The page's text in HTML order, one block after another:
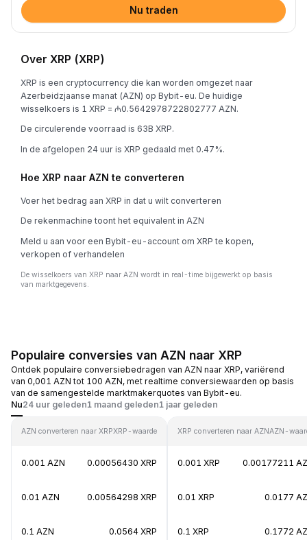
Nu traden
Over XRP (XRP)
XRP is een cryptocurrency die kan worden omgezet naar
Azerbeidzjaanse manat (AZN) op Bybit-eu. De huidige
wisselkoers is 1 XRP = ₼0.5642978722802777 AZN.
De circulerende voorraad is 63B XRP.
In de afgelopen 24 uur is XRP gedaald met 0.47%.
Hoe XRP naar AZN te converteren
Voer het bedrag aan XRP in dat u wilt converteren
De rekenmachine toont het equivalent in AZN
Meld u aan voor een Bybit-eu-account om XRP te kopen,
verkopen of verhandelen
De wisselkoers van XRP naar AZN wordt in real-time bijgewerkt op basis
van marktgegevens.
Populaire conversies van AZN naar XRP
Ontdek populaire conversiebedragen van AZN naar XRP, variërend
van 0,001 AZN tot 100 AZN, met realtime conversiewaarden op basis
van de samengestelde marktmakerquotes van Bybit-eu.
Nu24 uur geleden1 maand geleden1 jaar geleden
AZN converteren naar XRPXRP-waarde
0.001 AZN 0.00056430 XRP
0.01 AZN 0.00564298 XRP
0.1 AZN 0.0564 XRP
XRP converteren naar AZNAZN-
0.001 XRP 0.00177211
0.01 XRP 0.0177
0.1 XRP 0.1772